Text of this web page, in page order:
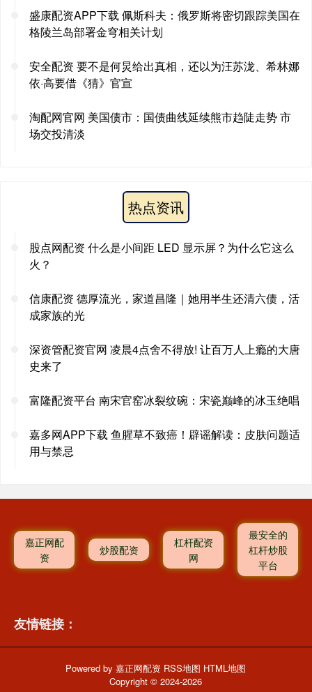
盛康配资APP下载 佩斯科夫：俄罗斯将密切跟踪美国在
格陵兰岛部署金穹相关计划
安全配资 要不是何炅给出真相，还以为汪苏泷、希林娜
依·高要借《猜》官宣
淘配网官网 美国债市：国债曲线延续熊市趋陡走势 市
场交投清淡
热点资讯
股点网配资 什么是小间距 LED 显示屏？为什么它这么
火？
信康配资 德厚流光，家道昌隆｜她用半生还清六债，活
成家族的光
深资管配资官网 凌晨4点舍不得放! 让百万人上瘾的大唐
史来了
富隆配资平台 南宋官窑冰裂纹碗：宋瓷巅峰的冰玉绝唱
嘉多网APP下载 鱼腥草不致癌！辟谣解读：皮肤问题适
用与禁忌
嘉正网配
资
炒股配资
杠杆配资
网
最安全的
杠杆炒股
平台
友情链接：
Powered by嘉正网配资 RSS地图 HTML地图
Copyright© 2024-2026